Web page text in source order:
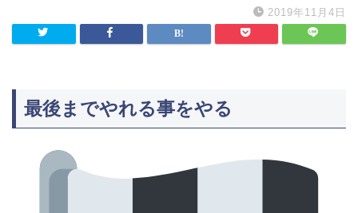
2019年11月4日
最後までやれる事をやる